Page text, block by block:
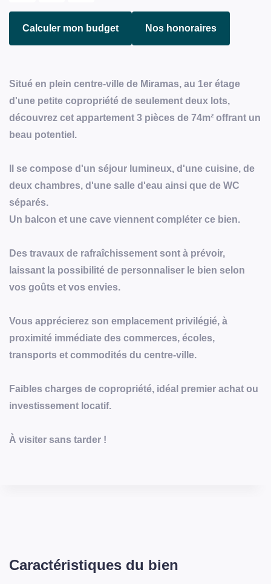
Calculer mon budget Nos honoraires
Situé en plein centre-ville de Miramas, au 1er étage
d'une petite copropriété de seulement deux lots,
découvrez cet appartement 3 pièces de 74m² offrant un
beau potentiel.
Il se compose d'un séjour lumineux, d'une cuisine, de
deux chambres, d'une salle d'eau ainsi que de WC
séparés.
Un balcon et une cave viennent compléter ce bien.
Des travaux de rafraîchissement sont à prévoir,
laissant la possibilité de personnaliser le bien selon
vos goûts et vos envies.
Vous apprécierez son emplacement privilégié, à
proximité immédiate des commerces, écoles,
transports et commodités du centre-ville.
Faibles charges de copropriété, idéal premier achat ou
investissement locatif.
À visiter sans tarder !
Caractéristiques du bien